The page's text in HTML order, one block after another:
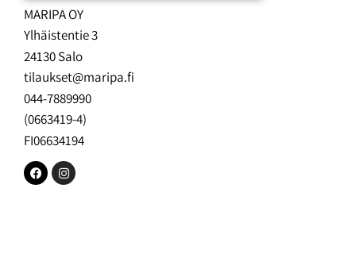
MARIPA OY
Ylhäistentie 3
24130 Salo
tilaukset@maripa.fi
044-7889990
(0663419-4)
FI06634194